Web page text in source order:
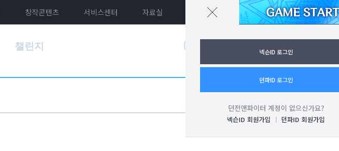
창작콘텐츠 서비스센터 자료실 던파ON로그인
넥슨ID 로그인
던파ID 로그인
던전앤파이터 계정이 없으신가요?
넥슨ID 회원가입 던파ID 회원가입
챌린지